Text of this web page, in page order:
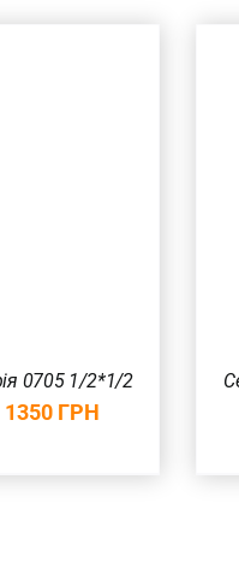
0705 1/2*1/2
1350 ГРН